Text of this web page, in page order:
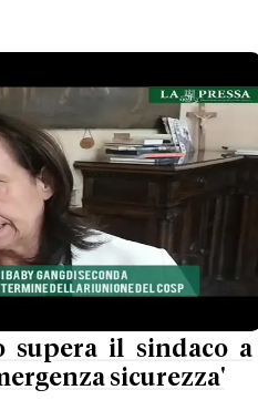
supera il sindaco a
sicurezza'